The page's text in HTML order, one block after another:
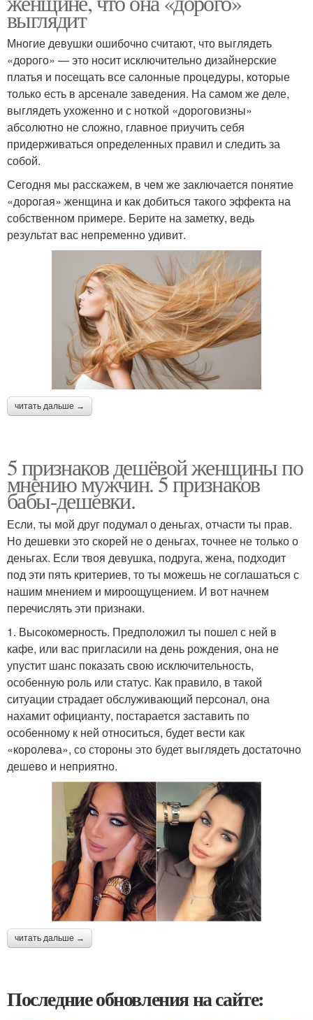
выглядит
Многие девушки ошибочно считают, что выглядеть
«дорого» — это носит исключительно дизайнерские
платья и посещать все салонные процедуры, которые
только есть в арсенале заведения. На самом же деле,
выглядеть ухоженно и с ноткой «дороговизны»
абсолютно не сложно, главное приучить себя
придерживаться определенных правил и следить за
собой.
Сегодня мы расскажем, в чем же заключается понятие
«дорогая» женщина и как добиться такого эффекта на
собственном примере. Берите на заметку, ведь
результат вас непременно удивит.
читать дальше →
5 признаков дешёвой женщины по
мнению мужчин. 5 признаков
бабы-дешевки.
Если, ты мой друг подумал о деньгах, отчасти ты прав.
Но дешевки это скорей не о деньгах, точнее не только о
деньгах. Если твоя девушка, подруга, жена, подходит
под эти пять критериев, то ты можешь не соглашаться с
нашим мнением и мироощущением. И вот начнем
перечислять эти признаки.
1. Высокомерность. Предположил ты пошел с ней в
кафе, или вас пригласили на день рождения, она не
упустит шанс показать свою исключительность,
особенную роль или статус. Как правило, в такой
ситуации страдает обслуживающий персонал, она
нахамит официанту, постарается заставить по
особенному к ней относиться, будет вести как
«королева», со стороны это будет выглядеть достаточно
дешево и неприятно.
читать дальше →
Последние обновления на сайте: